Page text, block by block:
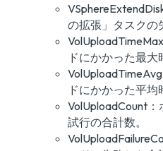
の拡張」タスクの
ドにかかった最大
ドにかかった平均
VolUploadCount
試行の合計数。